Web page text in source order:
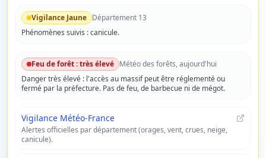
Vigilance Jaune Département 13
Phénomènes suivis :canicule.
Feu de forêt :très élevé Météo des forêts, aujourd'hui
Dangertrès élevé : l'accès au massif peut être réglementé ou
fermé par la préfecture. Pas de feu, de barbecue ni de mégot.
Vigilance Météo-France
Alertes officielles par département (orages, vent, crues, neige,
canicule).